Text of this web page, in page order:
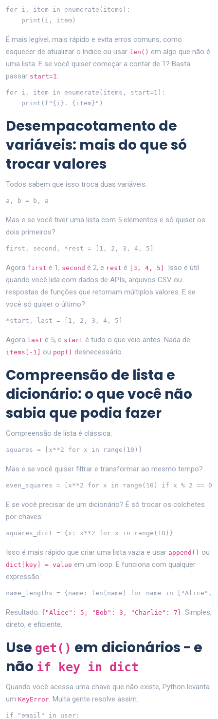
for i, item in enumerate(items):
    print(i, item)
É mais legível, mais rápido e evita erros comuns, como
esquecer de atualizar o índice ou usar len() em algo que não é
uma lista. E se você quiser começar a contar de 1? Basta
passar start=1 :
for i, item in enumerate(items, start=1):
    print(f"{i}. {item}")
Desempacotamento de
variáveis: mais do que só
trocar valores
Todos sabem que isso troca duas variáveis:
a, b = b, a
Mas e se você tiver uma lista com 5 elementos e só quiser os
dois primeiros?
first, second, *rest = [1, 2, 3, 4, 5]
Agora first é 1, second é 2, e rest é [3, 4, 5]
. Isso é útil
quando você lida com dados de APIs, arquivos CSV ou
respostas de funções que retornam múltiplos valores. E se
você só quiser o último?
*start, last = [1, 2, 3, 4, 5]
Agora last é 5, e start é tudo o que veio antes. Nada de
items[-1] ou pop() desnecessário.
Compreensão de lista e
dicionário: o que você não
sabia que podia fazer
Compreensão de lista é clássica:
squares = [x**2 for x in range(10)]
Mas e se você quiser filtrar e transformar ao mesmo tempo?
even_squares = [x**2 for x in range(10) if x % 2 == 0]
E se você precisar de um dicionário? É só trocar os colchetes
por chaves:
squares_dict = {x: x**2 for x in range(10)}
Isso é mais rápido que criar uma lista vazia e usar append() ou
dict[key] = value em um loop. E funciona com qualquer
expressão:
name_lengths = {name: len(name) for name in
Resultado: {"Alice": 5, "Bob": 3, "Charlie": 7} . Simples,
direto, e eficiente.
Use get() em dicionários - e
não if key in dict
Quando você acessa uma chave que não existe, Python levanta
um KeyError . Muita gente resolve assim:
if "email" in user: